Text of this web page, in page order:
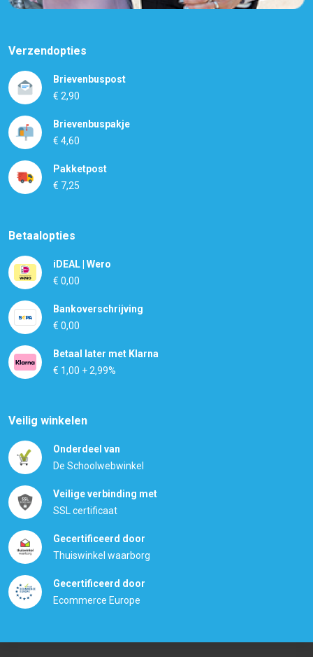
Verzendopties
Brievenbuspost
€ 2,90
Brievenbuspakje
€ 4,60
Pakketpost
€ 7,25
Betaalopties
iDEAL | Wero
€ 0,00
Bankoverschrijving
€ 0,00
Betaal later met Klarna
€ 1,00 + 2,99%
Veilig winkelen
Onderdeel van
De Schoolwebwinkel
Veilige verbinding met
SSL certificaat
Gecertificeerd door
Thuiswinkel waarborg
Gecertificeerd door
Ecommerce Europe